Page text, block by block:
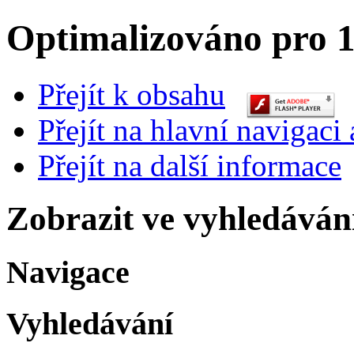
Optimalizováno pro
Přejít k obsahu
Přejít na hlavní navigaci
Přejít na další informace
Zobrazit ve
Navigace
Vyhledávání